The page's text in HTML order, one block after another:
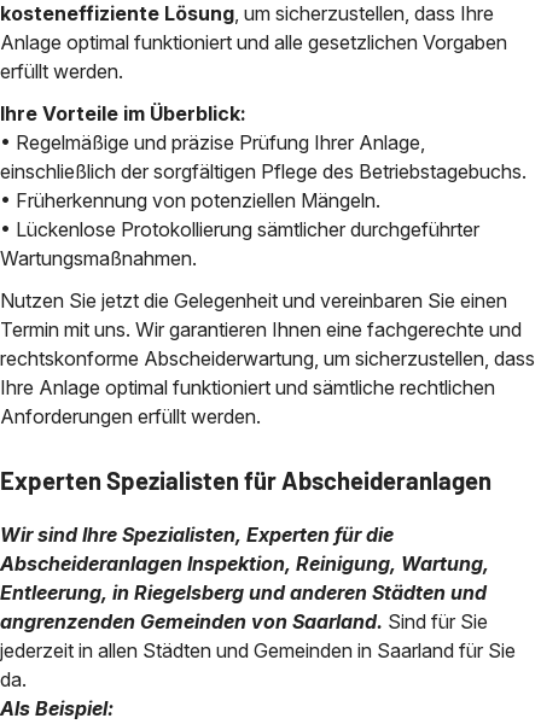
kosteneffiziente Lösung, um sicherzustellen, dass Ihre
Anlage optimal funktioniert und alle gesetzlichen Vorgaben
erfüllt werden.
Ihre Vorteile im Überblick:
• Regelmäßige und präzise Prüfung Ihrer Anlage,
einschließlich der sorgfältigen Pflege des Betriebstagebuchs.
• Früherkennung von potenziellen Mängeln.
• Lückenlose Protokollierung sämtlicher durchgeführter
Wartungsmaßnahmen.
Nutzen Sie jetzt die Gelegenheit und vereinbaren Sie einen
Termin mit uns. Wir garantieren Ihnen eine fachgerechte und
rechtskonforme Abscheiderwartung, um sicherzustellen, dass
Ihre Anlage optimal funktioniert und sämtliche rechtlichen
Anforderungen erfüllt werden.
Experten Spezialisten für Abscheideranlagen
Wir sind Ihre Spezialisten, Experten für die
Abscheideranlagen Inspektion, Reinigung, Wartung,
Entleerung, in Riegelsberg und anderen Städten und
angrenzenden Gemeinden von Saarland. Sind für Sie
jederzeit in allen Städten und Gemeinden in Saarland für Sie
da.
Als Beispiel: